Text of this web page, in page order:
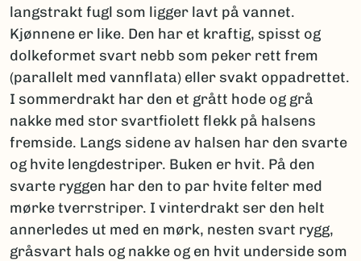
langstrakt fugl som ligger lavt på vannet.
Kjønnene er like. Den har et kraftig, spisst og
dolkeformet svart nebb som peker rett frem
(parallelt med vannflata) eller svakt oppadrettet.
I sommerdrakt har den et grått hode og grå
nakke med stor svartfiolett flekk på halsens
fremside. Langs sidene av halsen har den svarte
og hvite lengdestriper. Buken er hvit. På den
svarte ryggen har den to par hvite felter med
mørke tverrstriper. I vinterdrakt ser den helt
annerledes ut med en mørk, nesten svart rygg,
gråsvart hals og nakke og en hvit underside som